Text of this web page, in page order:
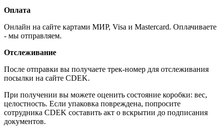
Оплата
Онлайн на сайте картами МИР, Visa и Mastercard. Оплачиваете
- мы отправляем.
Отслеживание
После отправки вы получаете трек-номер для отслеживания
посылки на сайте CDEK.
При получении вы можете оценить состояние коробки: вес,
целостность. Если упаковка повреждена, попросите
сотрудника CDEK составить акт о вскрытии до подписания
документов.